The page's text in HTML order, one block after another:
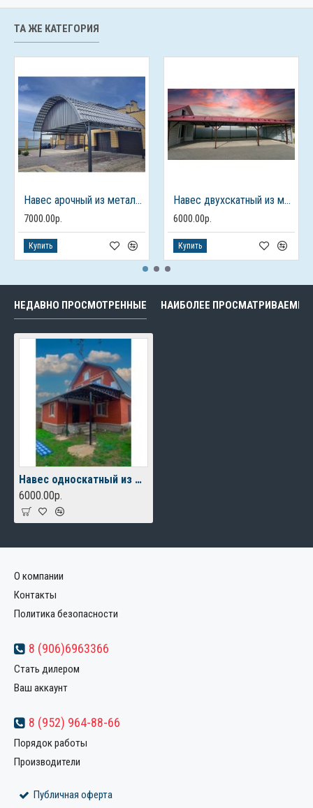
ТА ЖЕ КАТЕГОРИЯ
Навес арочный из металлочерепицы для авто
7000.00р.
Купить
Навес двухскатный из металлочерепицы
6000.00р.
Купить
НЕДАВНО ПРОСМОТРЕННЫЕ НАИБОЛЕЕ ПРОСМАТРИВАЕМЫЕ
Навес односкатный из металлочерепицы над крыльцом
6000.00р.
О компании
Контакты
Политика безопасности
8 (906)6963366
Стать дилером
Ваш аккаунт
8 (952) 964-88-66
Порядок работы
Производители
Публичная оферта